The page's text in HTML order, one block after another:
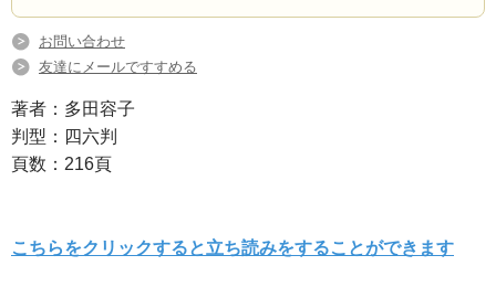
お問い合わせ
友達にメールですすめる
著者：多田容子
判型：四六判
頁数：216頁
こちらをクリックすると立ち読みをすることができます